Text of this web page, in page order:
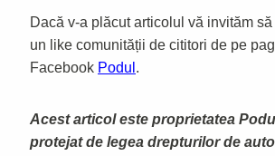
Dacă v-a plăcut articolul vă invităm
un like comunității de cititori de pe
Facebook Podul .
Acest articol este proprietatea
protejat de legea drepturilor de